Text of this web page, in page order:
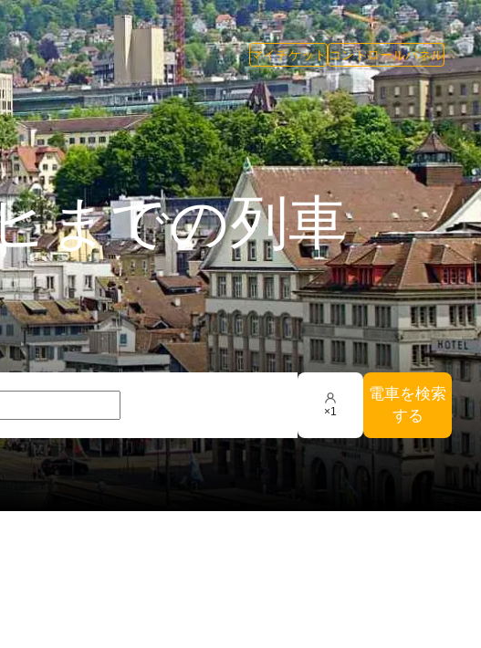
マイチケットコントロールパネル
までの列車
×1
電車を検索
する
レビューに基づく